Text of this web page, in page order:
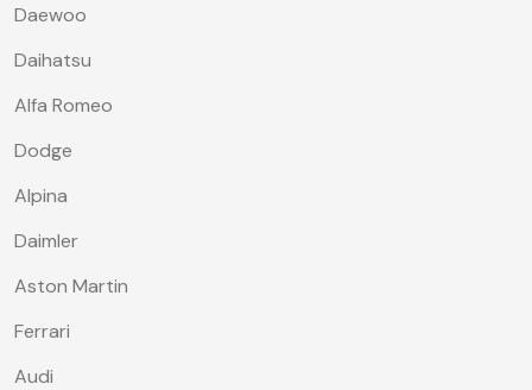
Daewoo
Daihatsu
Alfa Romeo
Dodge
Alpina
Daimler
Aston Martin
Ferrari
Audi